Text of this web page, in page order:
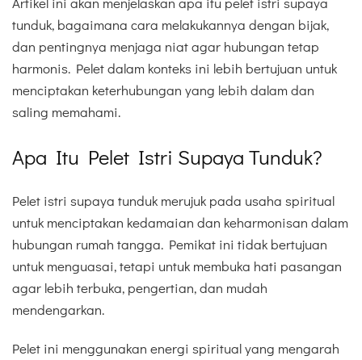
tunduk, bagaimana cara melakukannya dengan bijak,
dan pentingnya menjaga niat agar hubungan tetap
harmonis. Pelet dalam konteks ini lebih bertujuan untuk
menciptakan keterhubungan yang lebih dalam dan
saling memahami.
Apa Itu Pelet Istri Supaya Tunduk?
Pelet istri supaya tunduk merujuk pada usaha spiritual
untuk menciptakan kedamaian dan keharmonisan dalam
hubungan rumah tangga. Pemikat ini tidak bertujuan
untuk menguasai, tetapi untuk membuka hati pasangan
agar lebih terbuka, pengertian, dan mudah
mendengarkan.
Pelet ini menggunakan energi spiritual yang mengarah